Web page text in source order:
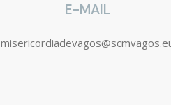
E-MAIL